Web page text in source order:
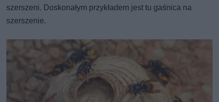
szerszeni. Doskonałym przykładem jest tu gaśnica na
szerszenie.